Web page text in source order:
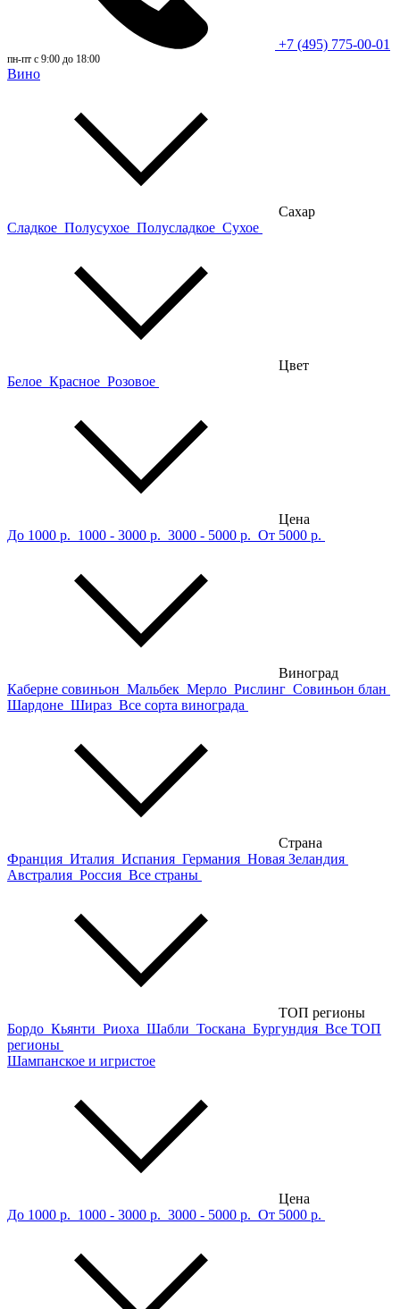
+7 (495) 775-00-01
пн-пт с 9:00 до 18:00
Вино
Сахар
Сладкое Полусухое Полусладкое Сухое
Цвет
Белое Красное Розовое
Цена
До 1000 р. 1000 - 3000 р. 3000 - 5000 р. От 5000 р.
Виноград
Каберне совиньон Мальбек Мерло Рислинг Совиньон блан
Шардоне Шираз Все сорта винограда
Страна
Франция Италия Испания Германия Новая Зеландия
Австралия Россия Все страны
ТОП регионы
Бордо Кьянти Риоха Шабли Тоскана Бургундия Все ТОП
регионы
Шампанское и игристое
Цена
До 1000 р. 1000 - 3000 р. 3000 - 5000 р. От 5000 р.